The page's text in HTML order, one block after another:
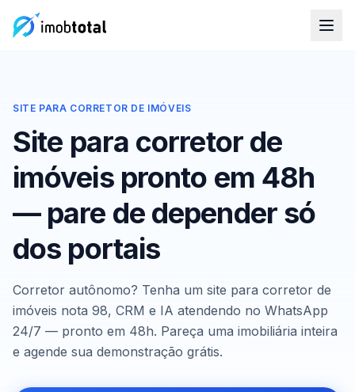
SITE PARA CORRETOR DE IMÓVEIS
Site para corretor de
imóveis pronto em 48h
— pare de depender só
dos portais
Corretor autônomo? Tenha um site para corretor de
imóveis nota 98, CRM e IA atendendo no WhatsApp
24/7 — pronto em 48h. Pareça uma imobiliária inteira
e agende sua demonstração grátis.